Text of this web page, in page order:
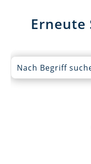
Erneute